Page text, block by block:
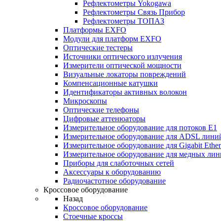
Рефлектометры Yokogawa
Рефлектометры Связь Прибор
Рефлектометры ТОПАЗ
Платформы EXFO
Модули для платформ EXFO
Оптические тестеры
Источники оптического излучения
Измерители оптической мощности
Визуальные локаторы повреждений
Компенсационные катушки
Идентификаторы активных волокон
Микроскопы
Оптические телефоны
Цифровые аттенюаторы
Измерительное оборудование для потоков Е1
Измерительное оборудование для ADSL
Измерительное оборудование для Gigabit
Измерительное оборудование для медных
Приборы для слаботочных сетей
Аксессуары к оборудованию
Радиочастотное оборудование
Кроссовое оборудование
Назад
Кроссовое оборудование
Стоечные кроссы